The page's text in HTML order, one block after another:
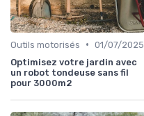
Outils motorisés • 01/07/2025
Optimisez votre jardin avec
un robot tondeuse sans fil
pour 3000m2